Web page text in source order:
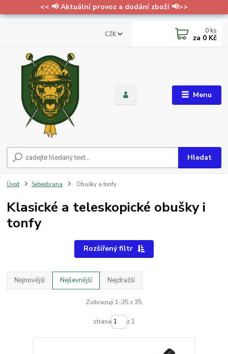
<< 📢 Aktuální provoz a dodání zboží 📢>>
Menu
CZK
Hledat
0 ks
za 0 Kč
Úvod Sebeobrana Obušky a tonfy
Klasické a teleskopické obušky i
tonfy
Rozšířený filtr
Nejnovější Nejlevnější Nejdražší
Zobrazuji 1-35 z 35
strana z 1